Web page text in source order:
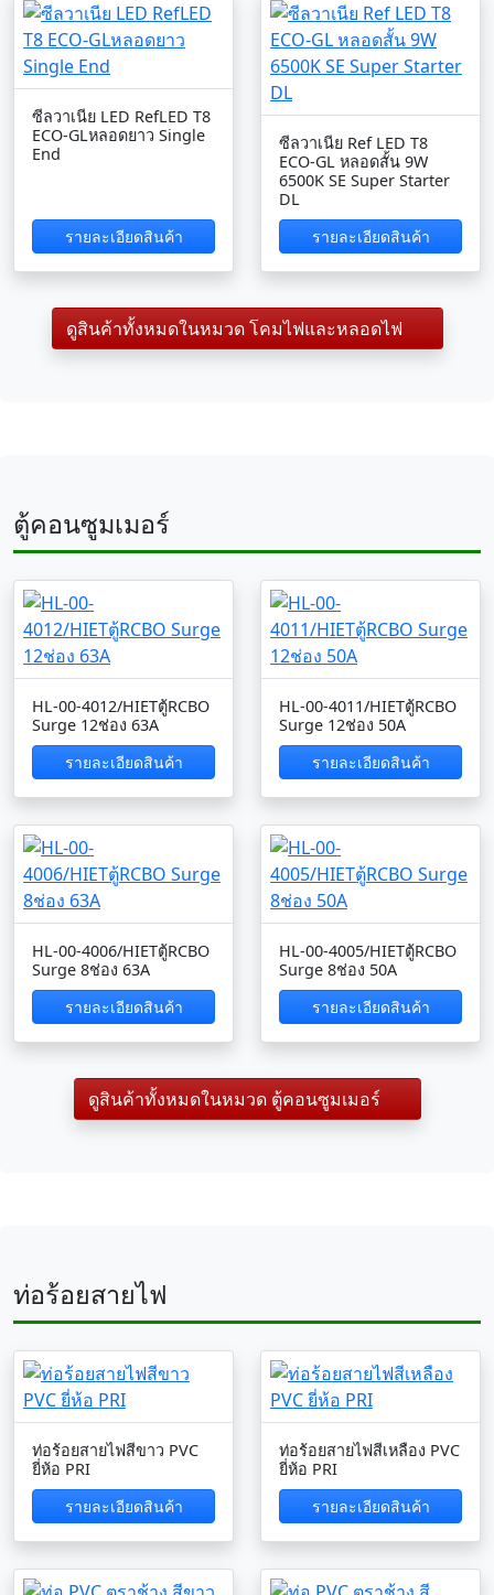
ซีลวาเนีย LED RefLED T8
ECO-GLหลอดยาว Single
End
รายละเอียดสินค้า
ซีลวาเนีย Ref LED T8
ECO-GL หลอดสั้น 9W
6500K SE Super Starter
DL
รายละเอียดสินค้า
ดูสินค้าทั้งหมดในหมวด โคมไฟและหลอดไฟ
ตู้คอนซูมเมอร์
HL-00-4012/HIETตู้RCBO
Surge 12ช่อง 63A
รายละเอียดสินค้า
HL-00-4011/HIETตู้RCBO
Surge 12ช่อง 50A
รายละเอียดสินค้า
HL-00-4006/HIETตู้RCBO
Surge 8ช่อง 63A
รายละเอียดสินค้า
HL-00-4005/HIETตู้RCBO
Surge 8ช่อง 50A
รายละเอียดสินค้า
ดูสินค้าทั้งหมดในหมวด ตู้คอนซูมเมอร์
ท่อร้อยสายไฟ
ท่อร้อยสายไฟสีขาว PVC
ยี่ห้อ PRI
รายละเอียดสินค้า
ท่อร้อยสายไฟสีเหลือง PVC
ยี่ห้อ PRI
รายละเอียดสินค้า